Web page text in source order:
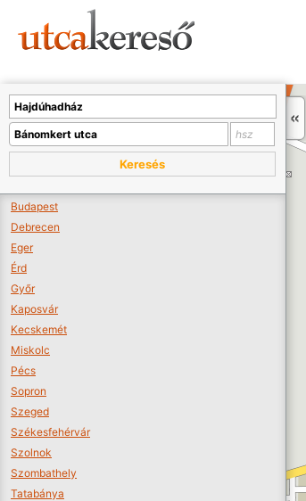
Keresés
Budapest
Debrecen
Eger
Érd
Győr
Kaposvár
Kecskemét
Miskolc
Pécs
Sopron
Szeged
Székesfehérvár
Szolnok
Szombathely
Tatabánya
A térképet kicsinyíteni kell, hogy látszódjanak a boltok.
Boltok látszódjanak >>